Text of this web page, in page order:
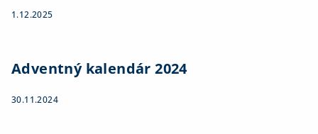
1.12.2025
Adventný kalendár 2024
30.11.2024